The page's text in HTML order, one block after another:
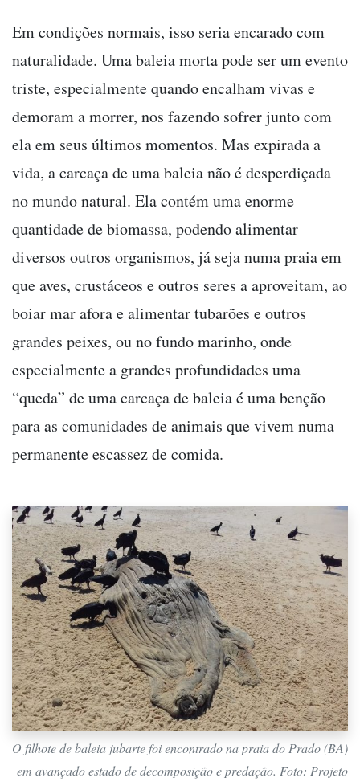
Em condições normais, isso seria encarado com
naturalidade. Uma baleia morta pode ser um evento
triste, especialmente quando encalham vivas e
demoram a morrer, nos fazendo sofrer junto com
ela em seus últimos momentos. Mas expirada a
vida, a carcaça de uma baleia não é desperdiçada
no mundo natural. Ela contém uma enorme
quantidade de biomassa, podendo alimentar
diversos outros organismos, já seja numa praia em
que aves, crustáceos e outros seres a aproveitam, ao
boiar mar afora e alimentar tubarões e outros
grandes peixes, ou no fundo marinho, onde
especialmente a grandes profundidades uma
“queda” de uma carcaça de baleia é uma benção
para as comunidades de animais que vivem numa
permanente escassez de comida.
O filhote de baleia jubarte foi encontrado na praia do Prado (BA)
em avançado estado de decomposição e predação. Foto: Projeto